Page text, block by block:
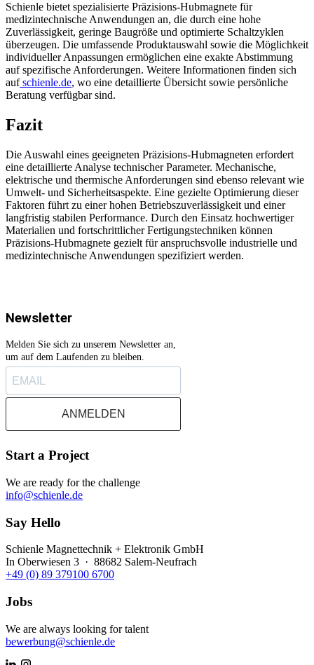
Schienle bietet spezialisierte Präzisions-Hubmagnete für
medizintechnische Anwendungen an, die durch eine hohe
Zuverlässigkeit, geringe Baugröße und optimierte Schaltzyklen
überzeugen. Die umfassende Produktauswahl sowie die Möglichkeit
individueller Anpassungen ermöglichen eine exakte Abstimmung
auf spezifische Anforderungen. Weitere Informationen finden sich
auf schienle.de, wo eine detaillierte Übersicht sowie persönliche
Beratung verfügbar sind.
Fazit
Die Auswahl eines geeigneten Präzisions-Hubmagneten erfordert
eine detaillierte Analyse technischer Parameter. Mechanische,
elektrische und thermische Anforderungen sind ebenso relevant wie
Umwelt- und Sicherheitsaspekte. Eine gezielte Optimierung dieser
Faktoren führt zu einer hohen Betriebszuverlässigkeit und einer
langfristig stabilen Performance. Durch den Einsatz hochwertiger
Materialien und fortschrittlicher Fertigungstechniken können
Präzisions-Hubmagnete gezielt für anspruchsvolle industrielle und
medizintechnische Anwendungen spezifiziert werden.
Newsletter
Melden Sie sich zu unserem Newsletter an,
um auf dem Laufenden zu bleiben.
ANMELDEN
Start a Project
We are ready for the challenge
info@schienle.de
Say Hello
Schienle Magnettechnik + Elektronik GmbH
In Oberwiesen 3 · 88682 Salem-Neufrach
+49 (0) 89 379100 6700
Jobs
We are always looking for talent
bewerbung@schienle.de